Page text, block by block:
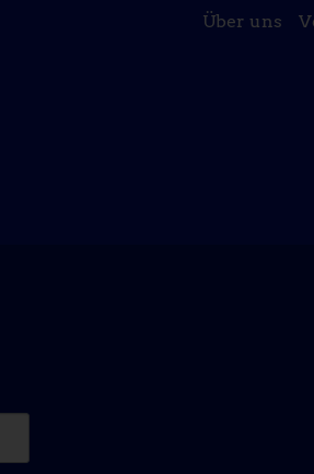
Über uns